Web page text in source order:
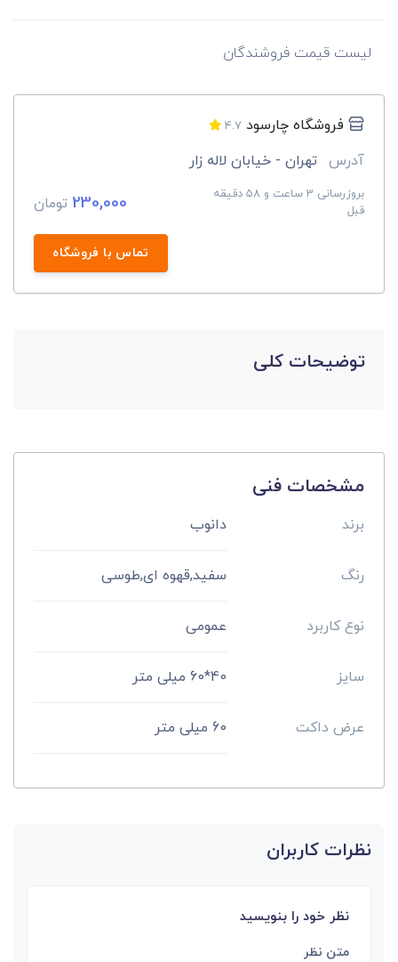
لیست قیمت فروشندگان
فروشگاه چارسود 4.7
آدرس تهران - خیابان لاله زار
بروزرسانی 3 ساعت و 58 دقیقه
قبل
230,000 تومان
تماس با فروشگاه
توضیحات کلی
مشخصات فنی
برند دانوب
رنگ سفید,قهوه ای,طوسی
نوع کاربرد عمومی
سایز 40*60 میلی متر
عرض داکت 60 میلی متر
نظرات کاربران
نظر خود را بنویسید
متن نظر